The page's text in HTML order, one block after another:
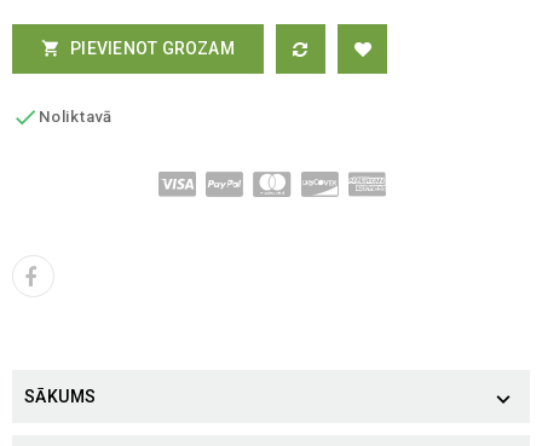
 PIEVIENOT GROZAM
 Noliktavā
SĀKUMS 